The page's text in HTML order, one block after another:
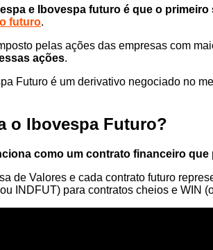
e Ibovespa futuro é que o primeiro
futuro.
pelas ações das empresas com
ações.
Futuro é um derivativo negociado no
o Ibovespa Futuro?
como um contrato financeiro
de Valores e cada contrato futuro
INDFUT) para contratos cheios e WIN